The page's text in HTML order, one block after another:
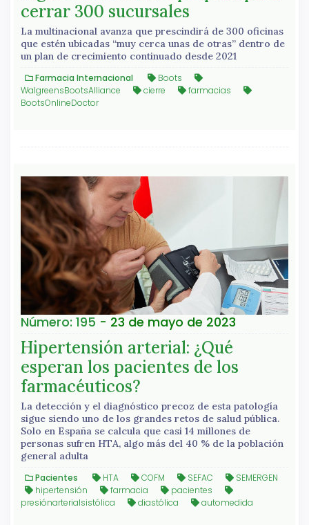
cerrar 300 sucursales
La multinacional avanza que prescindirá de 300 oficinas
que estén ubicadas “muy cerca unas de otras” dentro de
un plan de crecimiento continuado desde 2021
Farmacia Internacional
Boots
WalgreensBootsAlliance
cierre
farmacias
BootsOnlineDoctor
Número: 195 - 23 de mayo de 2023
Hipertensión arterial: ¿Qué
esperan los pacientes de los
farmacéuticos?
La detección y el diagnóstico precoz de esta patología
sigue siendo uno de los grandes retos de salud pública.
Solo en España se calcula que casi 14 millones de
personas sufren HTA, algo más del 40 % de la población
general adulta
Pacientes HTA COFM SEFAC
SEMERGEN
hipertensión
farmacia
pacientes
presiónarterialsistólica
diastólica automedida